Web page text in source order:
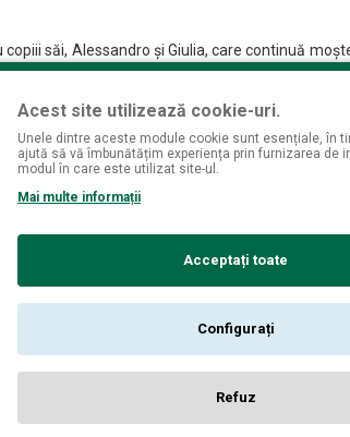
săi, Alessandro și Giulia, care continuă
0.75L
regională
Acest site utilizează cookie-uri.
Unele dintre aceste module cookie sunt esențiale, în
ajută să vă îmbunătățim experiența prin furnizarea de
modul în care este utilizat site-ul.
Mai multe informații
Acceptați toate
Configurați
Refuz